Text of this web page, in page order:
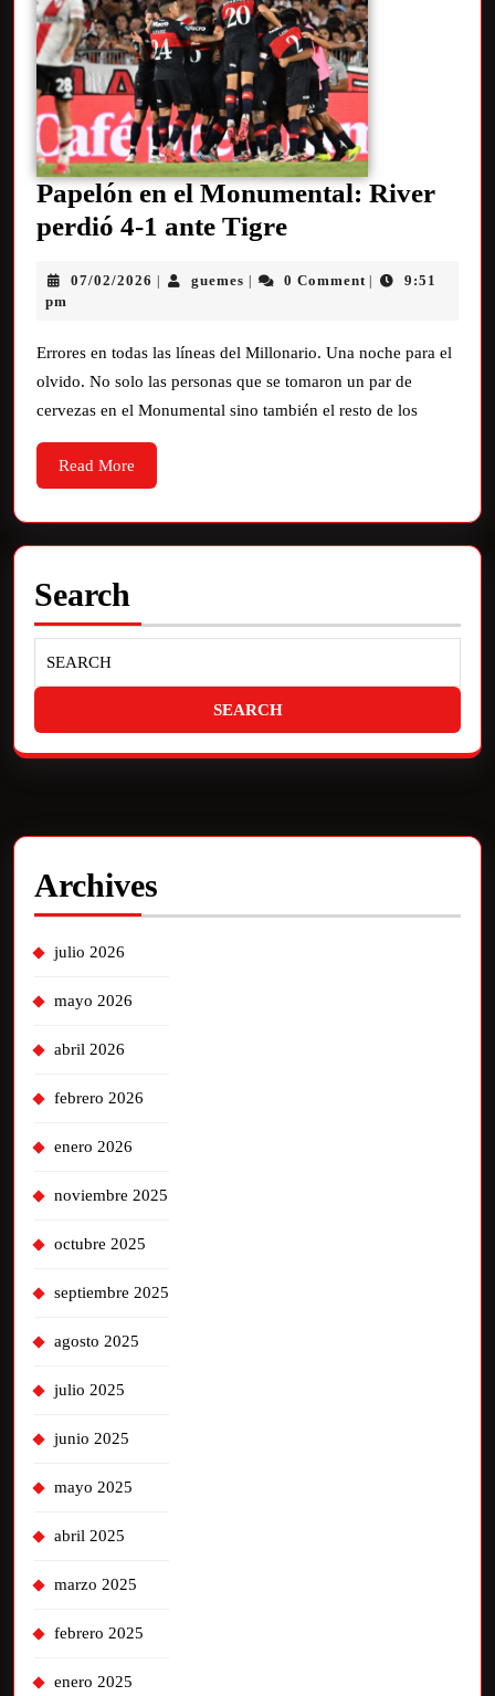
Papelón en el Monumental: River
perdió 4-1 ante Tigre
07/02/2026 guemes 0 Comment
9:51
pm
Errores en todas las líneas del Millonario. Una noche para el
olvido. No solo las personas que se tomaron un par de
cervezas en el Monumental sino también el resto de los
Read More
Search
Archives
julio 2026
mayo 2026
abril 2026
febrero 2026
enero 2026
noviembre 2025
octubre 2025
septiembre 2025
agosto 2025
julio 2025
junio 2025
mayo 2025
abril 2025
marzo 2025
febrero 2025
enero 2025